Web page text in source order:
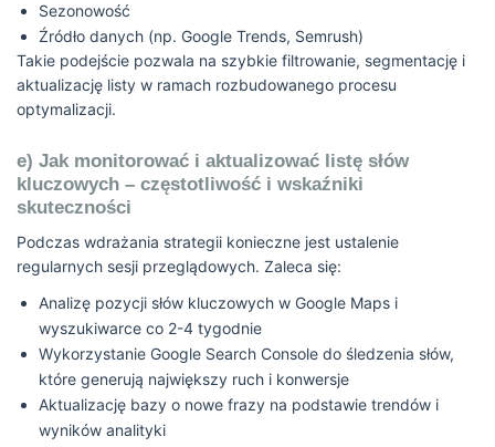
Sezonowość
Źródło danych (np. Google Trends, Semrush)
Takie podejście pozwala na szybkie filtrowanie, segmentację i
aktualizację listy w ramach rozbudowanego procesu
optymalizacji.
e) Jak monitorować i aktualizować listę słów
kluczowych – częstotliwość i wskaźniki
skuteczności
Podczas wdrażania strategii konieczne jest ustalenie
regularnych sesji przeglądowych. Zaleca się:
Analizę pozycji słów kluczowych w Google Maps i
wyszukiwarce co 2-4 tygodnie
Wykorzystanie Google Search Console do śledzenia słów,
które generują największy ruch i konwersje
Aktualizację bazy o nowe frazy na podstawie trendów i
wyników analityki